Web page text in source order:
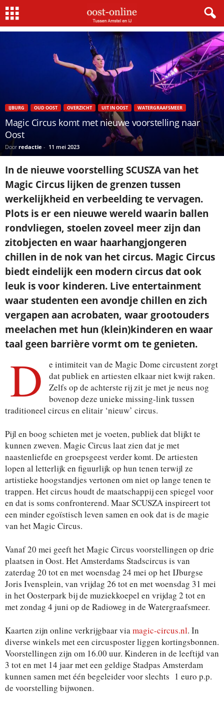
Home Magic Circus komt met nieuwe voorstelling naar Oost
IJBURG OUD OOST OVERZICHT UIT IN OOST WATERGRAAFSMEER
Magic Circus komt met nieuwe voorstelling naar
Oost
Door redactie - 11 mei 2023
In de nieuwe voorstelling SCUSZA van het
Magic Circus lijken de grenzen tussen
werkelijkheid en verbeelding te vervagen.
Plots is er een nieuwe wereld waarin ballen
rondvliegen, stoelen zoveel meer zijn dan
zitobjecten en waar haarhangjongeren
chillen in de nok van het circus. Magic Circus
biedt eindelijk een modern circus dat ook
leuk is voor kinderen. Live entertainment
waar studenten een avondje chillen en zich
vergapen aan acrobaten, waar grootouders
meelachen met hun (klein)kinderen en waar
taal geen barrière vormt om te genieten.
D
e intimiteit van de Magic Dome circustent zorgt
dat publiek en artiesten elkaar niet kwijt raken.
Zelfs op de achterste rij zit je met je neus nog
bovenop deze unieke missing-link tussen
traditioneel circus en elitair ‘nieuw’ circus.
Pijl en boog schieten met je voeten, publiek dat blijkt te
kunnen zweven. Magic Circus laat zien dat je met
naastenliefde en groepsgeest verder komt. De artiesten
lopen al letterlijk en figuurlijk op hun tenen terwijl ze
artistieke hoogstandjes vertonen om niet op lange tenen te
trappen. Het circus houdt de maatschappij een spiegel voor
en dat is soms confronterend. Maar SCUSZA inspireert tot
een minder egoïstisch leven samen en ook dat is de magie
van het Magic Circus.
Vanaf 20 mei geeft het Magic Circus voorstellingen op drie
plaatsen in Oost. Het Amsterdams Stadscircus is van
zaterdag 20 tot en met woensdag 24 mei op het IJburgse
Joris Ivensplein, van vrijdag 26 tot en met woensdag 31 mei
in het Oosterpark bij de muziekkoepel en vrijdag 2 tot en
met zondag 4 juni op de Radioweg in de Watergraafsmeer.
Kaarten zijn online verkrijgbaar viamagic-circus.nl. In
diverse winkels met een circusposter liggen kortingsbonnen.
Voorstellingen zijn om 16.00 uur. Kinderen in de leeftijd van
3 tot en met 14 jaar met een geldige Stadpas Amsterdam
kunnen samen met één begeleider voor slechts 1 euro p.p.
de voorstelling bijwonen.